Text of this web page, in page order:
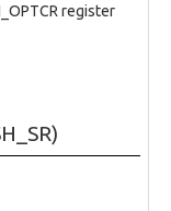
register